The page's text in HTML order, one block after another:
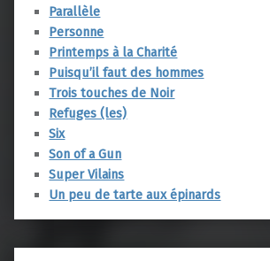
Parallèle
Personne
Printemps à la Charité
Puisqu’il faut des hommes
Trois touches de Noir
Refuges (les)
Six
Son of a Gun
Super Vilains
Un peu de tarte aux épinards